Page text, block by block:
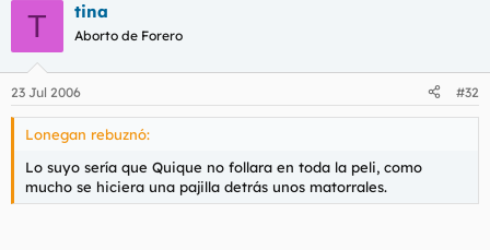
T tina
Aborto de Forero
23 Jul 2006 #32
Lonegan rebuznó:
Lo suyo sería que Quique no follara en toda la peli, como
mucho se hiciera una pajilla detrás unos matorrales.